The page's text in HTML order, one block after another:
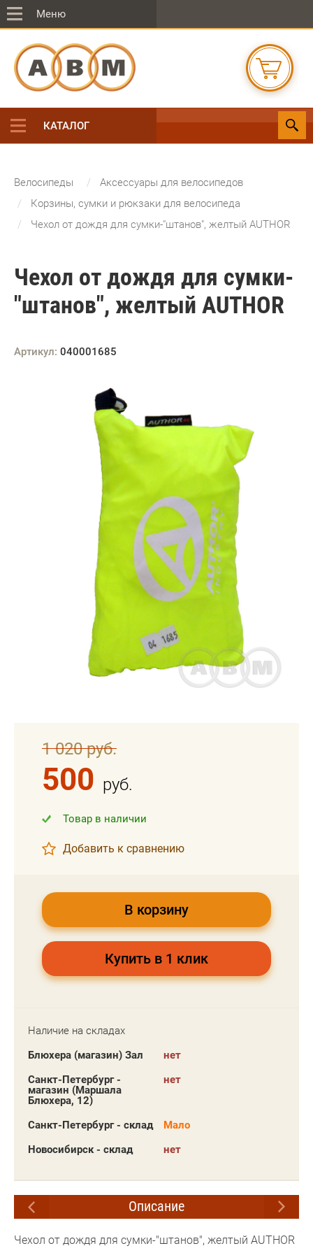
Меню
КАТАЛОГ
Велосипеды
Аксессуары для велосипедов
Корзины, сумки и рюкзаки для велосипеда
Чехол от дождя для сумки-"штанов", желтый AUTHOR
Чехол от дождя для сумки-
"штанов", желтый AUTHOR
Артикул: 040001685
1 020 руб.
500 руб.
Товар в наличии
Добавить к сравнению
В корзину
Купить в 1 клик
Наличие на складах
Блюхера (магазин) Зал
нет
Санкт-Петербург -
магазин (Маршала
Блюхера, 12)
нет
Санкт-Петербург - склад
Мало
Новосибирск - склад
нет
Описание
Чехол от дождя для сумки-"штанов", желтый AUTHOR